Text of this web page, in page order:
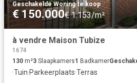
Geschakelde Woning·te koop
€ 150.000€ 1.153/m²
à vendre Maison Tubize
1674
130 m²3 Slaapkamers1 Badkamer
·Tuin·Parkeerplaats·Terras